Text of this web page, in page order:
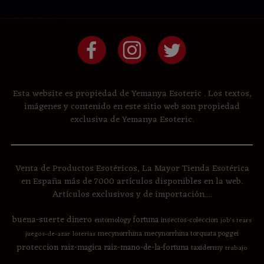
Esta website es propiedad de Yemanya Esoteric . Los textos,
imágenes y contenido en este sitio web son propiedad
exclusiva de Yemanya Esoteric.
Venta de Productos Esotéricos, La Mayor Tienda Esotérica
en España más de 7000 artículos disponibles en la web.
Artículos exclusivos y de importación....
buena-suertedinero entomologyfortunainsectos-coleccion job's tears
juegos-de-azar loterias mecynorrhinamecynorrhina torquata poggei
proteccion raiz-magica raiz-mano-de-la-fortunataxidermy trabajo